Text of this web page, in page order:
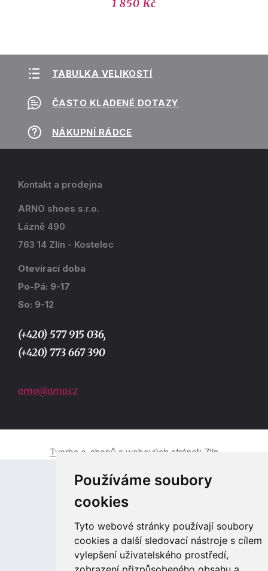
Používáme soubory
cookies
Tyto webové stránky používají soubory
cookies a další sledovací nástroje s cílem
vylepšení uživatelského prostředí,
1 850 Kč
TABULKA VELIKOSTÍ
ČASTO KLADENÉ DOTAZY
NÁKUPNÍ RÁDCE
Kontakt a prodejna
ARNO shoes s.r.o.
Lázně 490
763 14 Zlín - Kostelec
Otevírací doba
Po-Pá: 9-17
So: 9-12
(+420) 577 915 036,
(+420) 773 667 390
arno@arno.cz
Tvorba e-shopů a webových stránek Zlín